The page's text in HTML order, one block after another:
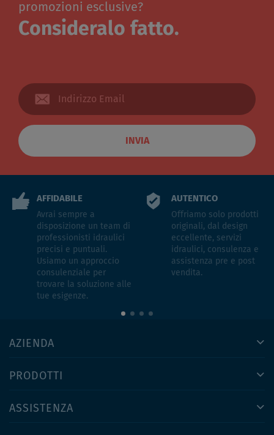
promozioni esclusive?
Consideralo fatto.
INVIA
AFFIDABILE
Avrai sempre a
disposizione un team di
professionisti idraulici
precisi e puntuali.
Usiamo un approccio
consulenziale per
trovare la soluzione alle
tue esigenze.
AUTENTICO
Offriamo solo prodotti
originali, dal design
eccellente, servizi
idraulici, consulenza e
assistenza pre e post
vendita.
AZIENDA
PRODOTTI
ASSISTENZA